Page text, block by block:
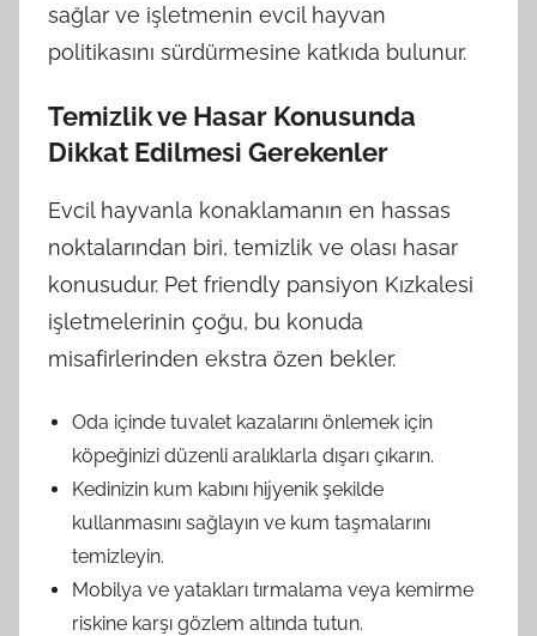
sağlar ve işletmenin evcil hayvan
politikasını sürdürmesine katkıda bulunur.
Temizlik ve Hasar Konusunda
Dikkat Edilmesi Gerekenler
Evcil hayvanla konaklamanın en hassas
noktalarından biri, temizlik ve olası hasar
konusudur. Pet friendly pansiyon Kızkalesi
işletmelerinin çoğu, bu konuda
misafirlerinden ekstra özen bekler.
Oda içinde tuvalet kazalarını önlemek için
köpeğinizi düzenli aralıklarla dışarı çıkarın.
Kedinizin kum kabını hijyenik şekilde
kullanmasını sağlayın ve kum taşmalarını
temizleyin.
Mobilya ve yatakları tırmalama veya kemirme
riskine karşı gözlem altında tutun.